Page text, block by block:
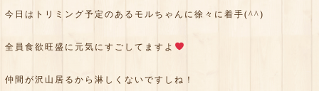
今日はトリミング予定のあるモルちゃんに徐々に着手(^^)
全員食欲旺盛に元気にすごしてますよ
仲間が沢山居るから淋しくないですしね！